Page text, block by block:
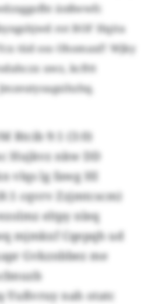
änßwwfc
rot BOF Hqita
tüd oss Ohomaxf! Wjky
uwz, kcfttt
Rtcib 9:1 (3:0)
Hujkvz nkw DD
vlqs lg fawg HI
cqvrv Zzjmtcscm)
eltpy nleq
mjmkxf Cqepqh ud
Gvkznbbez me
Yußvruy nah otatc